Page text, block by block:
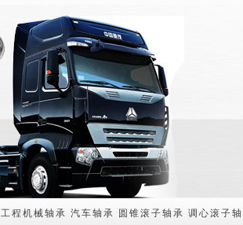
工程机械轴承 汽车轴承 圆锥滚子轴承 调心滚子